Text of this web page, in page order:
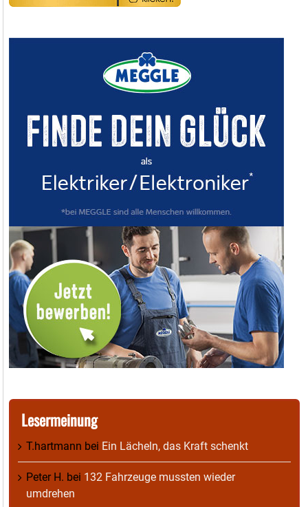
Lesermeinung
T.hartmann bei Ein Lächeln, das Kraft schenkt
Peter H. bei 132 Fahrzeuge mussten wieder
umdrehen